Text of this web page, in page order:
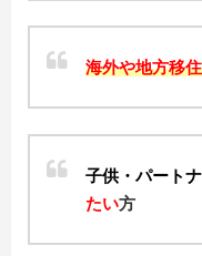
海外や地方移住
子供・パートナ
たい方